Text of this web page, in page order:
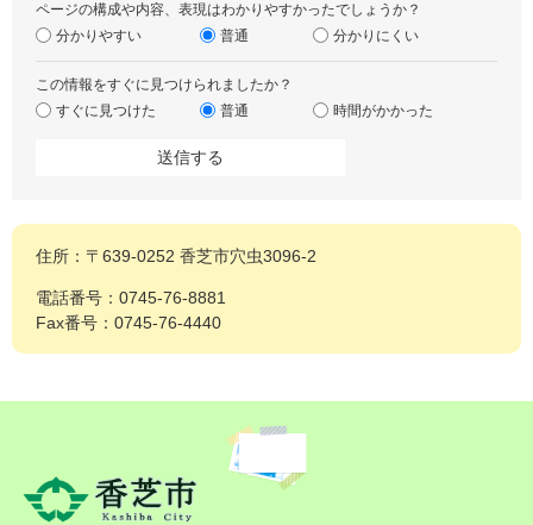
ページの構成や内容、表現はわかりやすかったでしょうか？
分かりやすい
普通 分かりにくい
この情報をすぐに見つけられましたか？
すぐに見つけた
普通 時間がかかった
住所：〒639-0252 香芝市穴虫3096-2
電話番号：0745-76-8881
Fax番号：0745-76-4440